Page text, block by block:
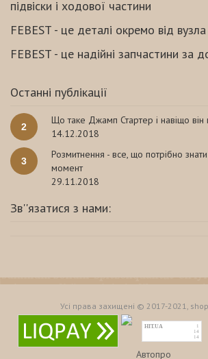
підвіски і ходової частини
FEBEST - це деталі окремо від вузла
FEBEST - це надійні запчастини за
Останні публікації
2
Що таке Джамп Стартер і навіщо він
14.12.2018
3
Розмитнення - все, що потрібно
момент
29.11.2018
Зв''язатися з нами:
Усі права захищені © 2017-2021,
HIT.UA
1
14
14
Автопро